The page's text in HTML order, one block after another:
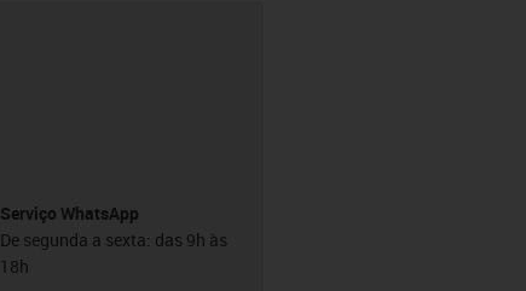
Serviço WhatsApp
De segunda a sexta: das 9h às
18h